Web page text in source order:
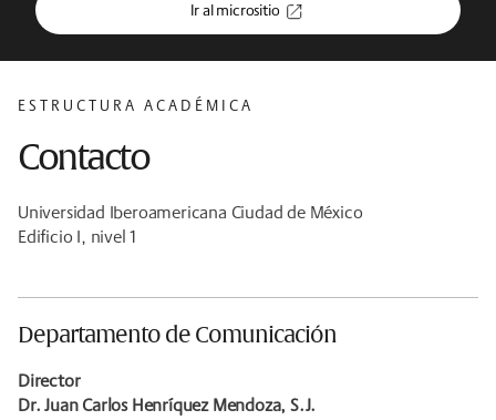
Ir al micrositio
ESTRUCTURA ACADÉMICA
Contacto
Universidad Iberoamericana Ciudad de México
Edificio I, nivel 1
Departamento de Comunicación
Director
Dr. Juan Carlos Henríquez Mendoza, S.J.